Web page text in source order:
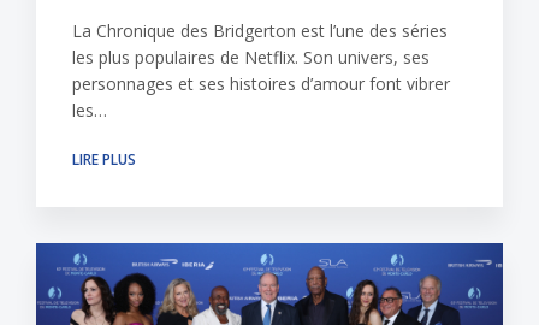
La Chronique des Bridgerton est l’une des séries
les plus populaires de Netflix. Son univers, ses
personnages et ses histoires d’amour font vibrer
les…
LIRE PLUS